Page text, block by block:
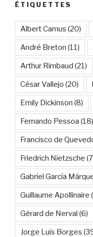
ÉTIQUETTES
Albert Camus (20)
André Breton (11)
Arthur Rimbaud (21)
César Vallejo (20)
Emily Dickinson (8)
Fernando Pessoa (18)
Francisco de
Friedrich Nietzsche
Gabriel García
Guillaume Apollinaire
Gérard de Nerval (6)
Jorge Luis Borges